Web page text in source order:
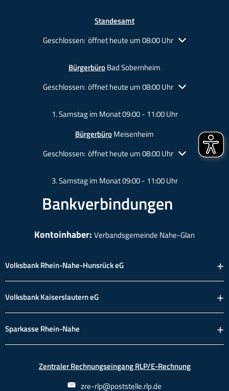
Standesamt
Klicken, um weitere Öffnungs- oder Schließzeiten
Geschlossen: öffnet heute um 08:00 Uhr
BürgerbüroBad Sobernheim
Klicken, um weitere Öffnungs- oder Schließzeiten
Geschlossen: öffnet heute um 08:00 Uhr
1. Samstag im Monat 09:00 - 11:00 Uhr
BürgerbüroMeisenheim
Klicken, um weitere Öffnungs- oder Schließzeiten
Geschlossen: öffnet heute um 08:00 Uhr
3. Samstag im Monat 09:00 - 11:00 Uhr
Bankverbindungen
Kontoinhaber: Verbandsgemeinde Nahe-Glan
Volksbank Rhein-Nahe-Hunsrück eG
Volksbank Kaiserslautern eG
Sparkasse Rhein-Nahe
Zentraler Rechnungseingang RLP/E-Rechnung
zre-rlp@poststelle.rlp.de